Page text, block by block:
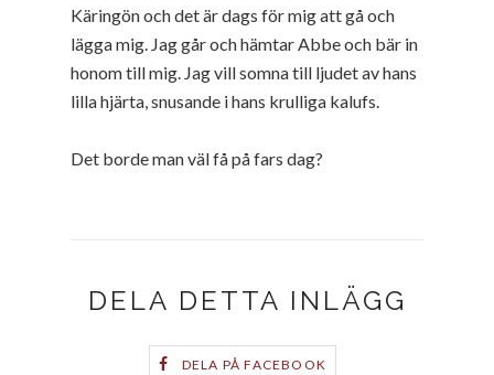
Käringön och det är dags för mig att gå och
lägga mig. Jag går och hämtar Abbe och bär in
honom till mig. Jag vill somna till ljudet av hans
lilla hjärta, snusande i hans krulliga kalufs.
Det borde man väl få på fars dag?
DELA DETTA INLÄGG
DELA PÅ FACEBOOK